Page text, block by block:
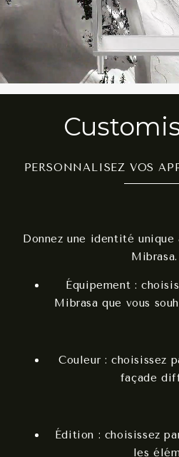
PERSONNALISEZ VOS
Donnez une identité
Mibrasa.
Équipement :
Mibrasa que vous
Couleur : choisissez
façade
Édition : choisissez
les